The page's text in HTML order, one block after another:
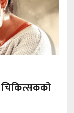
चिकित्सकको